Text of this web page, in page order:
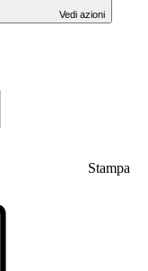
Vedi azioni
Stampa